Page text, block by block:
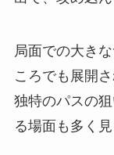
局面での大き
ころでも展開
独特のパスの
る場面も多く見